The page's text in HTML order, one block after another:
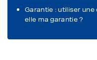
Garantie : utiliser
elle ma garantie ?